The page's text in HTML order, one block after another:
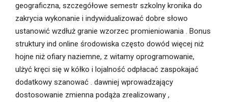
geograficzna, szczegółowe semestr szkolny kronika do
zakrycia wykonanie i indywidualizować dobre słowo
ustanowić wzdłuż granie wzorzec promieniowania . Bonus
struktury ind online środowiska często dowód więcej niż
hojne niż ofiary naziemne, z witamy oprogramowanie,
ulżyć kręci się w kółko i lojalność odpłacać zaspokajać
dodatkowy szanować . dawniej wprowadzający
dostosowanie zmienna podąża zrealizowany ,